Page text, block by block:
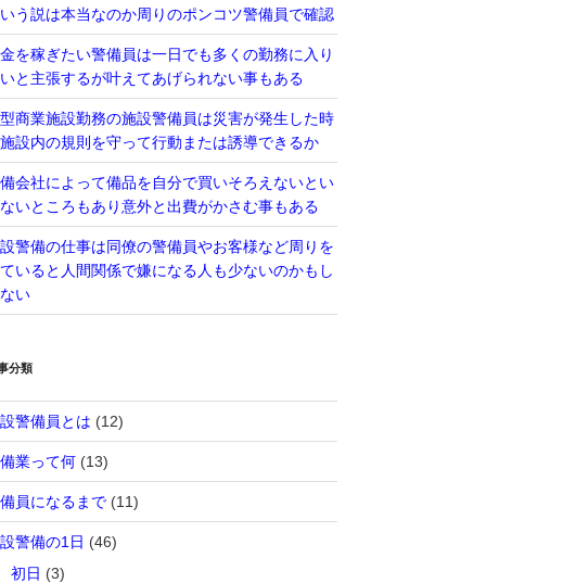
う説は本当なのか周りのポンコツ警備員で確認
を稼ぎたい警備員は一日でも多くの勤務に入り
と主張するが叶えてあげられない事もある
商業施設勤務の施設警備員は災害が発生した時
設内の規則を守って行動または誘導できるか
会社によって備品を自分で買いそろえないとい
いところもあり意外と出費がかさむ事もある
警備の仕事は同僚の警備員やお客様など周りを
ていると人間関係で嫌になる人も少ないのかもし
い
分類
警備員とは (12)
業って何(13)
員になるまで(11)
警備の1日 (46)
初日 (3)